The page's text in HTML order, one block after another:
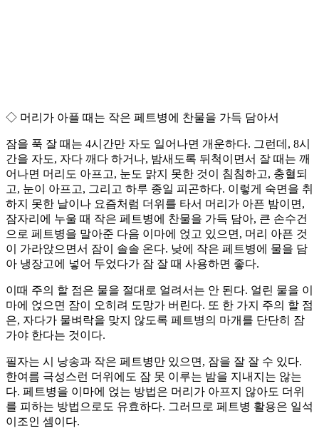
◇ 머리가 아플 때는 작은 페트병에 찬물을 가득 담아서
잠을 푹 잘 때는 4시간만 자도 일어나면 개운하다. 그런데, 8시
간을 자도, 자다 깨다 하거나, 밤새도록 뒤척이면서 잘 때는 깨
어나면 머리도 아프고, 눈도 맑지 못한 것이 침침하고, 충혈되
고, 눈이 아프고, 그리고 하루 종일 피곤하다. 이렇게 숙면을 취
하지 못한 날이나 요즘처럼 더위를 타서 머리가 아픈 밤이면,
잠자리에 누울 때 작은 페트병에 찬물을 가득 담아, 큰 손수건
으로 페트병을 말아준 다음 이마에 얹고 있으면, 머리 아픈 것
이 가라앉으면서 잠이 솔솔 온다. 낮에 작은 페트병에 물을 담
아 냉장고에 넣어 두었다가 잠 잘 때 사용하면 좋다.
이때 주의 할 점은 물을 절대로 얼려서는 안 된다. 얼린 물을 이
마에 얹으면 잠이 오히려 도망가 버린다. 또 한 가지 주의 할 점
은, 자다가 물벼락을 맞지 않도록 페트병의 마개를 단단히 잠
가야 한다는 것이다.
필자는 시 낭송과 작은 페트병만 있으면, 잠을 잘 잘 수 있다.
한여름 극성스런 더위에도 잠 못 이루는 밤을 지내지는 않는
다. 페트병을 이마에 얹는 방법은 머리가 아프지 않아도 더위
를 피하는 방법으로도 유효하다. 그러므로 페트병 활용은 일석
이조인 셈이다.